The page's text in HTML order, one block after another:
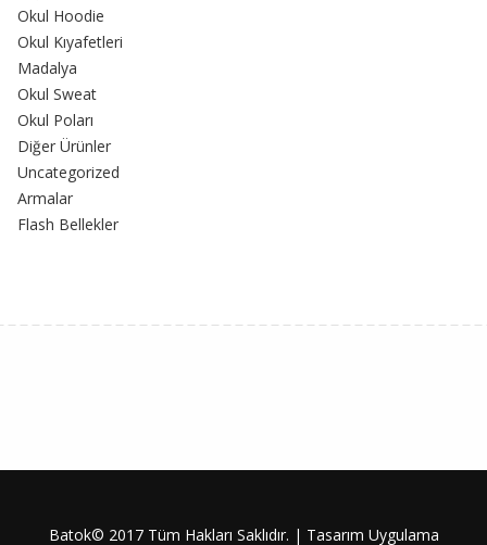
Okul Hoodie
Okul Kıyafetleri
Madalya
Okul Sweat
Okul Poları
Diğer Ürünler
Uncategorized
Armalar
Flash Bellekler
Batok© 2017 Tüm Hakları Saklıdır. | Tasarım Uygulama